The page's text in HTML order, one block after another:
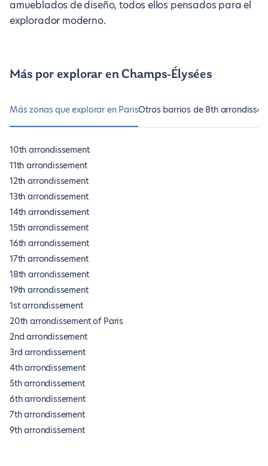
amueblados de diseño, todos ellos pensados para el
explorador moderno.
Más por explorar en Champs-Élysées
Más zonas que explorar en ParisOtros barrios de 8th
10th arrondissement
11th arrondissement
12th arrondissement
13th arrondissement
14th arrondissement
15th arrondissement
16th arrondissement
17th arrondissement
18th arrondissement
19th arrondissement
1st arrondissement
20th arrondissement of Paris
2nd arrondissement
3rd arrondissement
4th arrondissement
5th arrondissement
6th arrondissement
7th arrondissement
9th arrondissement